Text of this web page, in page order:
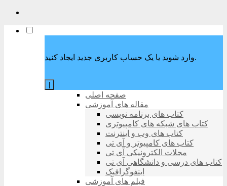
وارد شوید یا یک حساب کاربری جدید ایجاد کنید.
صفحه اصلی
مقاله های آموزشی
کتاب های برنامه نویسی
کتاب های شبکه های کامپیوتری
کتاب های وب و اینترنت
کتاب های کامپیوتر و آی تی
مجلات الکترونیکی آی تی
کتاب های درسی و دانشگاهی آی تی
اینفوگرافیک
فیلم های آموزشی